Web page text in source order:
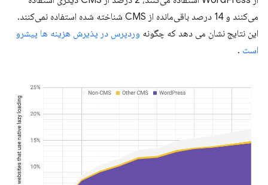
می‌کنند و 14 درصد باقی‌مانده از CMS شناخته شده استفاده نمی‌کنند.
این نتایج نشان می دهد که چگونه وردپرس در پذیرش هزینه ها پیشرو
است .